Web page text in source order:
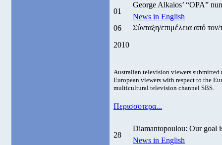
01
06
2010
George Alkaios’ “OPA”
News in English
Σύνταξη/επιμέλεια από
Australian television viewers submitted
European viewers with respect to the
multicultural television channel SBS.
Περισσοτερα...
28
Diamantopoulou: Our goal
News in English